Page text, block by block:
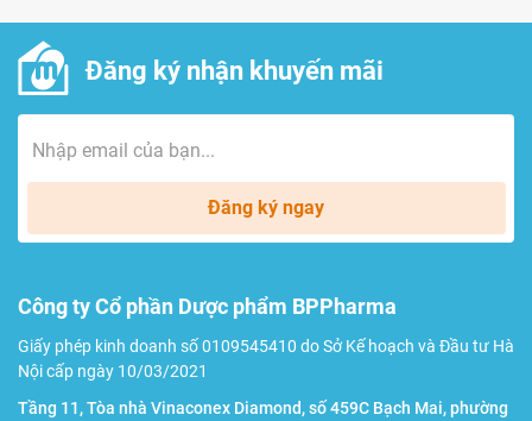
Đăng ký nhận khuyến mãi
Đăng ký ngay
Công ty Cổ phần Dược phẩm BPPharma
Giấy phép kinh doanh số 0109545410 do Sở Kế hoạch và Đầu tư Hà
Nội cấp ngày 10/03/2021
Tầng 11, Tòa nhà Vinaconex Diamond, số 459C Bạch Mai, phường